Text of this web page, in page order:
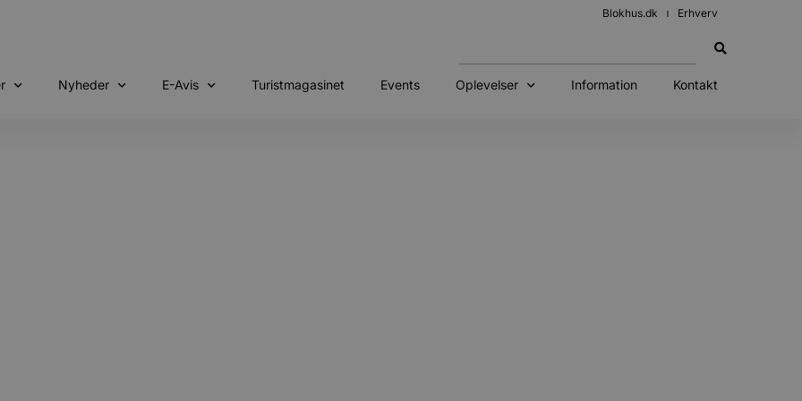
Blokhus.dk Erhverv
Nyheder E-Avis Turistmagasinet Events Oplevelser Information Kontakt